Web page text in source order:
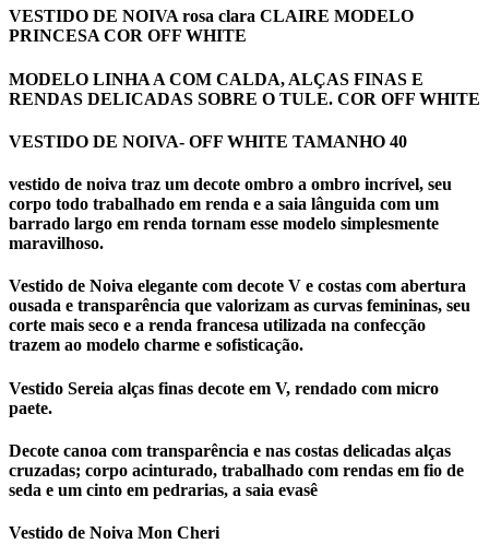
VESTIDO DE NOIVA rosa clara CLAIRE MODELO
PRINCESA COR OFF WHITE
MODELO LINHA A COM CALDA, ALÇAS FINAS E
RENDAS DELICADAS SOBRE O TULE. COR OFF WHITE
VESTIDO DE NOIVA- OFF WHITE TAMANHO 40
vestido de noiva traz um decote ombro a ombro incrível, seu
corpo todo trabalhado em renda e a saia lânguida com um
barrado largo em renda tornam esse modelo simplesmente
maravilhoso.
Vestido de Noiva elegante com decote V e costas com abertura
ousada e transparência que valorizam as curvas femininas, seu
corte mais seco e a renda francesa utilizada na confecção
trazem ao modelo charme e sofisticação.
Vestido Sereia alças finas decote em V, rendado com micro
paete.
Decote canoa com transparência e nas costas delicadas alças
cruzadas; corpo acinturado, trabalhado com rendas em fio de
seda e um cinto em pedrarias, a saia evasê
Vestido de Noiva Mon Cheri